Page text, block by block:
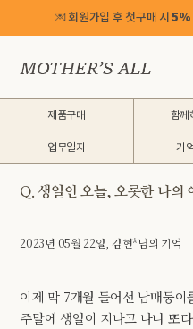
💌 회원가입 후 첫구매 시5%
제품구매 함께
업무일지 기
Q. 생일인 오늘, 오롯한 나의
2023년 05월 22일, 김현*님의 기억
이제 막 7개월 들어선 남매둥이
주말에 생일이 지나고 나니 또